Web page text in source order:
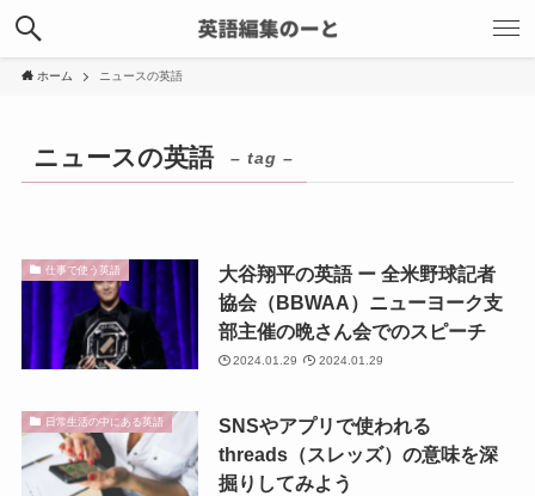
ホーム ニュースの英語
ニュースの英語 – tag –
仕事で使う英語
大谷翔平の英語 ー 全米野球記者
協会（BBWAA）ニューヨーク支
部主催の晩さん会でのスピーチ
2024.01.29 2024.01.29
日常生活の中にある英語
SNSやアプリで使われる
threads（スレッズ）の意味を深
掘りしてみよう